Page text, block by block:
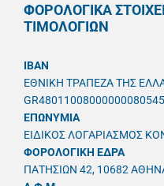
ΦΟΡΟΛΟΓΙΚΑ
ΤΙΜΟΛΟΓΙΩΝ
IBAN
ΕΘΝΙΚΗ ΤΡΑΠΕΖΑ ΤΗΣ
ΕΠΩΝΥΜΙΑ
ΕΙΔΙΚΟΣ ΛΟΓΑΡΙΑΣΜΟΣ
ΦΟΡΟΛΟΓΙΚΗ ΕΔΡΑ
ΠΑΤΗΣΙΩΝ 42, 10682